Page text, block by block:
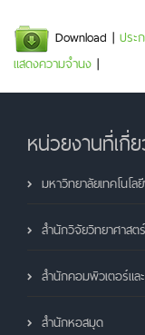
Download | ประ
แสดงความจำนง |
หน่วยงานที่เกี่
มหาวิทยาลัยเทคโนโ
สำนักวิจัยวิทยาศาสตร์
สำนักคอมพิวเตอร์แล
สำนักหอสมุด